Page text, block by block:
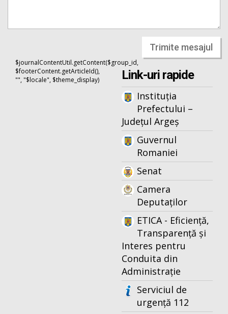
Trimite mesajul
$journalContentUtil.getContent($group_id,
$footerContent.getArticleId(),
"", "$locale", $theme_display)
Link-uri rapide
Instituția
Prefectului –
Județul Argeș
Guvernul
Romaniei
Senat
Camera
Deputaților
ETICA - Eficiență,
Transparență și
Interes pentru
Conduita din
Administrație
Serviciul de
urgență 112